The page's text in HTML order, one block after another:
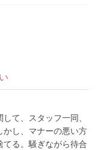
て、スタッフ一同、
し、マナーの悪い方
てる。騒ぎながら待合